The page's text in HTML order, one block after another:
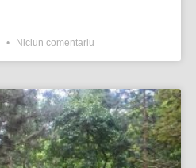
Niciun comentariu